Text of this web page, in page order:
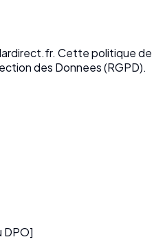
Cette politique
des Donnees (RGPD).
DPO]